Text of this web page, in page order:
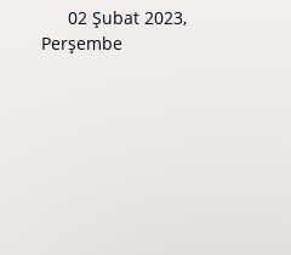
02 Şubat 2023,
Perşembe